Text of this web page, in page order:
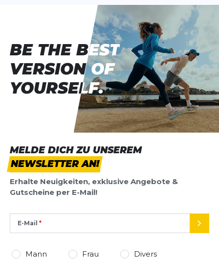
MELDE DICH ZU UNSEREM
NEWSLETTER AN!
Erhalte Neuigkeiten, exklusive Angebote &
Gutscheine per E-Mail!
E-Mail
Mann Frau Divers
BE THE BEST
VERSION OF
YOURSELF.
BE THE BEST
VERSION OF
YOURSELF.